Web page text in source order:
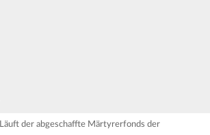
Läuft der abgeschaffte Märtyrerfonds der